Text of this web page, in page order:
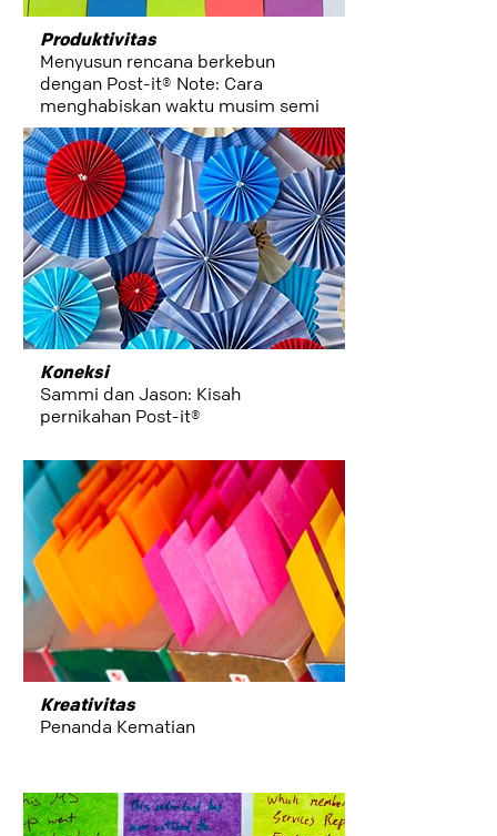
Produktivitas
Menyusun rencana berkebun
dengan Post-it® Note: Cara
menghabiskan waktu musim semi
dengan berkebun
Koneksi
Sammi dan Jason: Kisah
pernikahan Post-it®
Kreativitas
Penanda Kematian